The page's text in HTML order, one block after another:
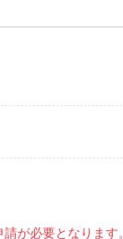
が必要となります。